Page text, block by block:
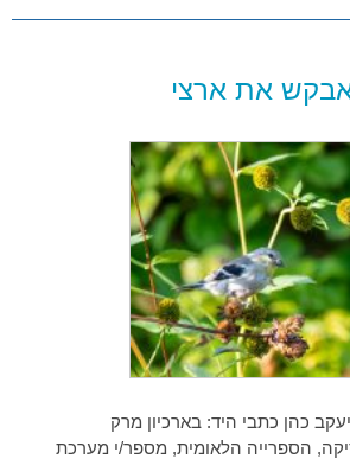
את ארצי
כהן כתבי היד: בארכיון מרק
הספרייה הלאומית, מספר/י מערכת